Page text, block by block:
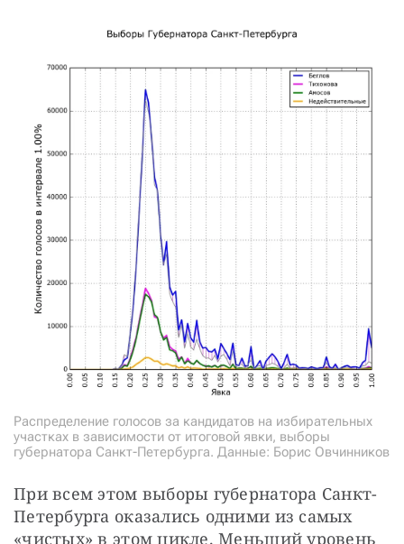
Распределение голосов за кандидатов на избирательных
участках в зависимости от итоговой явки, выборы
губернатора Санкт-Петербурга. Данные: Борис Овчинников
При всем этом выборы губернатора Санкт-
Петербурга оказались одними из самых
«чистых» в этом цикле. Меньший уровень